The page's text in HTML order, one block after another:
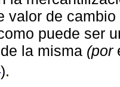
valor de
puede ser
la misma (por
).